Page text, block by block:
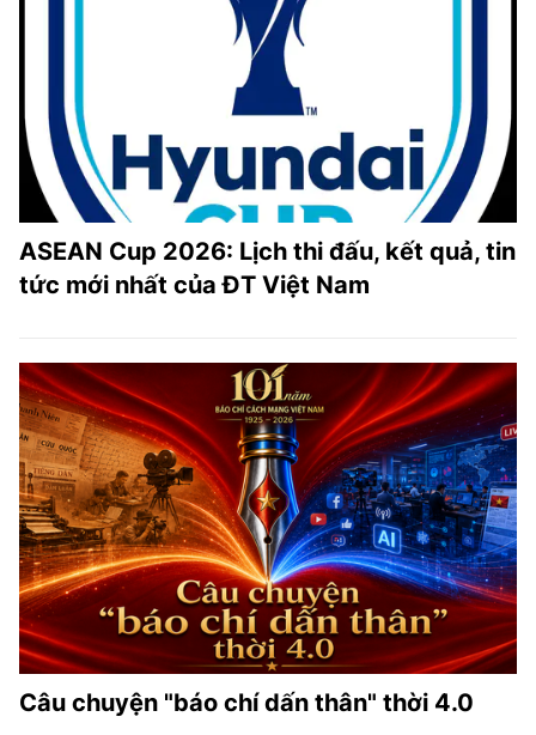
ASEAN Cup 2026: Lịch thi đấu, kết quả, tin
tức mới nhất của ĐT Việt Nam
Câu chuyện "báo chí dấn thân" thời 4.0